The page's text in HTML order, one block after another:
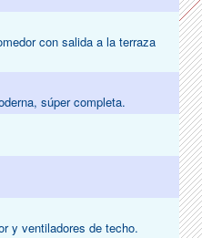
con salida a la terraza
súper completa.
y ventiladores de techo.